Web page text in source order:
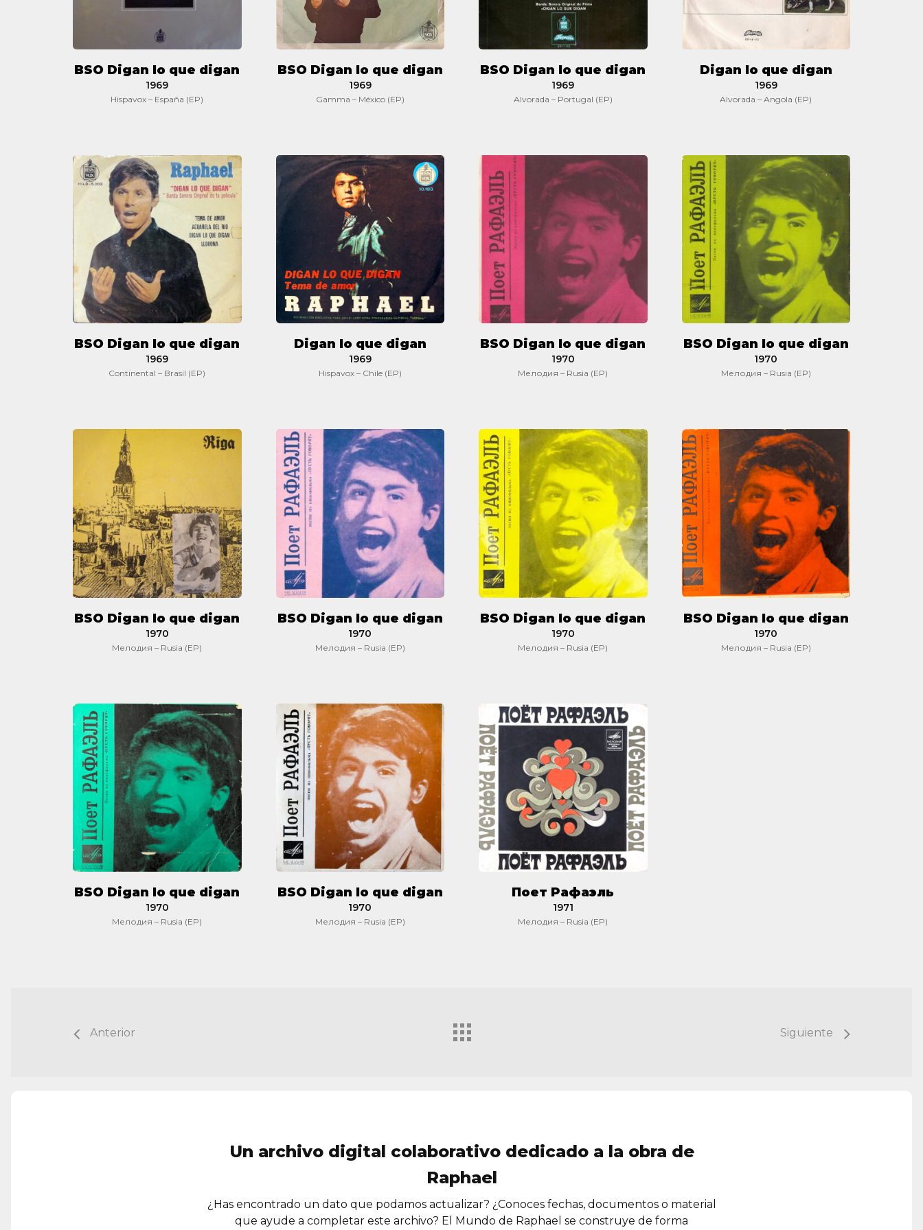
BSO Digan lo que digan
1969
Hispavox – España (EP)
BSO Digan lo que digan
1969
Gamma – México (EP)
BSO Digan lo que digan
1969
Alvorada – Portugal (EP)
Digan lo que digan
1969
Alvorada – Angola (EP)
BSO
Digan
lo
digan
BSO Digan lo que digan
1969
Continental – Brasil (EP)
Digan
lo
que
digan
Digan lo que digan
1969
Hispavox – Chile (EP)
BSO
Digan
lo
que
digan
BSO Digan lo que digan
1970
Мелодия – Rusia (EP)
BSO
Digan
lo
que
digan
BSO Digan lo que digan
1970
Мелодия – Rusia (EP)
digan
BSO Digan lo que digan
1970
Мелодия – Rusia (EP)
BSO
Digan
lo
que
digan
BSO Digan lo que digan
1970
Мелодия – Rusia (EP)
BSO
Digan
lo
que
digan
BSO Digan lo que digan
1970
Мелодия – Rusia (EP)
BSO
Digan
lo
que
digan
BSO Digan lo que digan
1970
Мелодия – Rusia (EP)
BSO
Digan
lo
que
digan
BSO Digan lo que digan
1970
Мелодия – Rusia (EP)
BSO
Digan
lo
que
digan
BSO Digan lo que digan
1970
Мелодия – Rusia (EP)
Поет
Рафаэль
Поет Рафаэль
1971
Мелодия – Rusia (EP)
Anterior Siguiente
Un archivo digital colaborativo dedicado a la obra de
Raphael
¿Has encontrado un dato que podamos actualizar? ¿Conoces fechas, documentos o material
que ayude a completar este archivo? El Mundo de Raphael se construye de forma